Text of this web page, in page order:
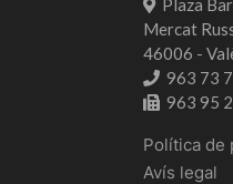
Plaza
Mercat
46006 -
963 73
963 95
Política de
Avís legal